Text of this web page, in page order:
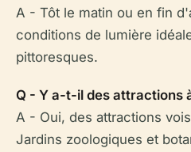
A - Tôt le matin ou en fin
conditions de lumière
pittoresques.
Q - Y a-t-il des attractions
A - Oui, des attractions
Jardins zoologiques et